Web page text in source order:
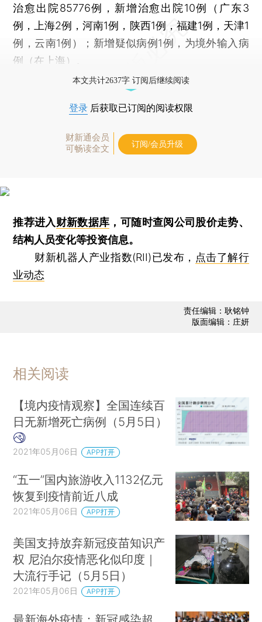
治愈出院85776例，新增治愈出院10例（广东3
例，上海2例，河南1例，陕西1例，福建1例，天津1
例，云南1例）；新增疑似病例1例，为境外输入病
例（在上海）。
本文共计2637字 订阅后继续阅读
登录 后获取已订阅的阅读权限
财新通会员
可畅读全文
订阅/会员升级
推荐进入财新数据库 ，可随时查阅公司股价走势、
结构人员变化等投资信息。
财新机器人产业指数(RII)已发布， 点击了解行
业动态
责任编辑：耿铭钟
版面编辑：庄妍
相关阅读
【境内疫情观察】全国连续百
日无新增死亡病例（5月5日）
2021年05月06日 APP打开
“五一”国内旅游收入1132亿元
恢复到疫情前近八成
2021年05月06日 APP打开
美国支持放弃新冠疫苗知识产
权 尼泊尔疫情恶化似印度｜
大流行手记（5月5日）
2021年05月06日 APP打开